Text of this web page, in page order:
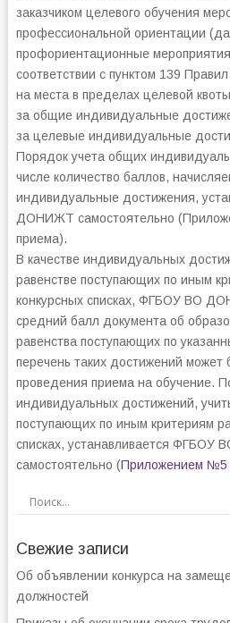
заказчиком целевого обучения
профессиональной ориентации
профориентационные
соответствии с пунктом 139
на места в пределах целевой
за общие индивидуальные
за целевые индивидуальные
Порядок учета общих
числе количество баллов,
индивидуальные достижения,
ДОНИЖТ самостоятельно
приема).
В качестве индивидуальных
равенстве поступающих по иным
конкурсных списках, ФГБОУ ВО
средний балл документа об
равенства поступающих по
перечень таких достижений может
проведения приема на обучение.
индивидуальных достижений,
поступающих по иным критериям
списках, устанавливается
самостоятельно (Приложением №5
Свежие записи
Об объявлении конкурса на
должностей